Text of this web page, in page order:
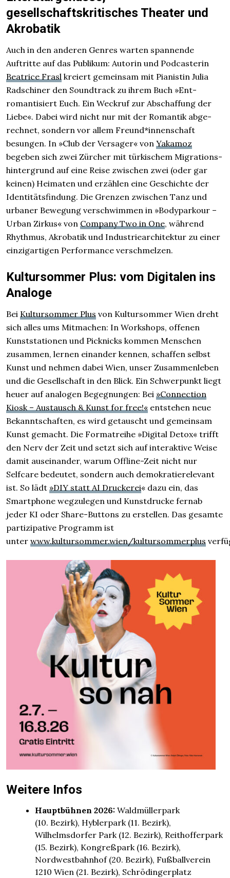
gesellschaftskritisches Theater und
Akrobatik
Auch in den anderen Genres warten spannende
Auftritte auf das Publikum: Autorin und Pod­casterin
Beatrice Frasl kreiert gemeinsam mit Pianistin Julia
Radschiner den Soundtrack zu ihrem Buch »Ent­
romantisiert Euch. Ein Weckruf zur Abschaffung der
Liebe«. Dabei wird nicht nur mit der Romantik abge­
rechnet, sondern vor allem Freund*innen­schaft
besungen. In »Club der Versager« von Yakamoz
begeben sich zwei Zürcher mit türkischem Migrations­
hintergrund auf eine Reise zwischen zwei (oder gar
keinen) Heimaten und erzählen eine Geschichte der
Identitäts­findung. Die Grenzen zwischen Tanz und
urbaner Bewegung verschwimmen in »Bodyparkour –
Urban Zirkus« von Company Two in One, während
Rhythmus, Akrobatik und Industrie­architektur zu einer
einzig­artigen Performance verschmelzen.
Kultursommer Plus: vom Digitalen ins
Analoge
Bei Kultursommer Plus von Kultursommer Wien dreht
sich alles ums Mitmachen: In Workshops, offenen
Kunst­stationen und Picknicks kommen Menschen
zusammen, lernen einander kennen, schaffen selbst
Kunst und nehmen dabei Wien, unser Zusammenleben
und die Gesellschaft in den Blick. Ein Schwerpunkt liegt
heuer auf analogen Begegnungen: Bei »Connection
Kiosk – Austausch & Kunst for free!« entstehen neue
Bekannt­schaften, es wird getauscht und gemeinsam
Kunst gemacht. Die Formatreihe »Digital Detox« trifft
den Nerv der Zeit und setzt sich auf interaktive Weise
damit auseinander, warum Offline-Zeit nicht nur
Selfcare bedeutet, sondern auch demokratie­relevant
ist. So lädt »DIY statt AI Druckerei« dazu ein, das
Smartphone weg­zulegen und Kunst­drucke fernab
jeder KI oder Share-Buttons zu erstellen. Das gesamte
partizipative Programm ist
unter www.kultursommer.wien/kultursommerplus
Weitere Infos
Hauptbühnen 2026: Waldmüllerpark
(10. Bezirk), Hyblerpark (11. Bezirk),
Wilhelmsdorfer Park (12. Bezirk), Reithofferpark
(15. Bezirk), Kongreßpark (16. Bezirk),
Nordwestbahnhof (20. Bezirk), Fußballverein
1210 Wien (21. Bezirk), Schrödingerplatz